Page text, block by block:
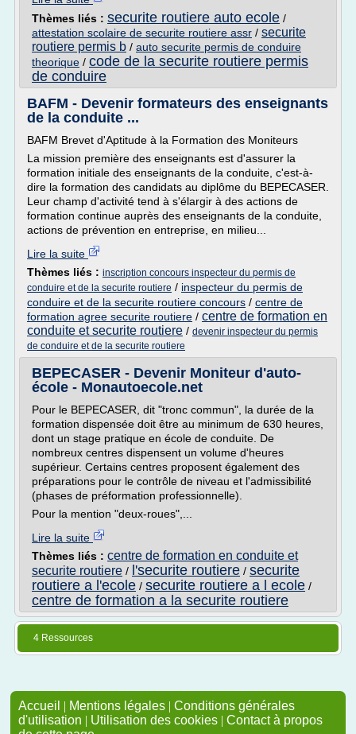
Thèmes liés : securite routiere auto ecole /
attestation scolaire de securite routiere assr / securite
routiere permis b / auto securite permis de conduire
theorique / code de la securite routiere permis
de conduire
BAFM - Devenir formateurs des enseignants
de la conduite ...
BAFM Brevet d'Aptitude à la Formation des Moniteurs
La mission première des enseignants est d'assurer la
formation initiale des enseignants de la conduite, c'est-à-
dire la formation des candidats au diplôme du BEPECASER.
Leur champ d'activité tend à s'élargir à des actions de
formation continue auprès des enseignants de la conduite,
actions de prévention en entreprise, en milieu...
Lire la suite
Thèmes liés : inscription concours inspecteur du permis de
conduire et de la securite routiere / inspecteur du permis de
conduire et de la securite routiere concours / centre de
formation agree securite routiere / centre de formation en
conduite et securite routiere / devenir inspecteur du permis
de conduire et de la securite routiere
BEPECASER - Devenir Moniteur d'auto-
école - Monautoecole.net
Pour le BEPECASER, dit "tronc commun", la durée de la
formation dispensée doit être au minimum de 630 heures,
dont un stage pratique en école de conduite. De
nombreux centres dispensent un volume d'heures
supérieur. Certains centres proposent également des
préparations pour le contrôle de niveau et l'admissibilité
(phases de préformation professionnelle).
Pour la mention "deux-roues",...
Lire la suite
Thèmes liés : centre de formation en conduite et
securite routiere / l'securite routiere / securite
routiere a l'ecole / securite routiere a l ecole /
centre de formation a la securite routiere
4 Ressources
Accueil | Mentions légales | Conditions générales
d'utilisation | Utilisation des cookies | Contact à propos